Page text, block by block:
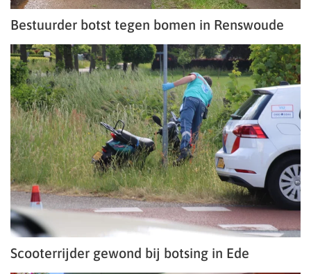
Bestuurder botst tegen bomen in Renswoude
Scooterrijder gewond bij botsing in Ede